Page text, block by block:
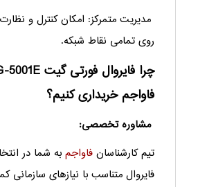
مدیریت متمرکز: امکان کنترل و
روی تمامی نقاط شبکه.
فاواجم خریداری کنیم؟
مشاوره تخصصی:
تیم کارشناسان فاواجمبه شما در
فایروال متناسب با نیازهای سازمانی